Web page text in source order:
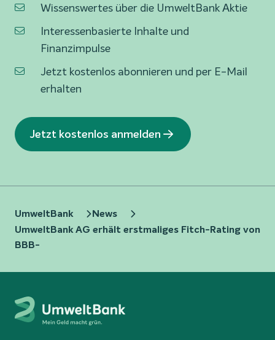
Wissenswertes über die UmweltBank Aktie
Interessenbasierte Inhalte und
Finanzimpulse
Jetzt kostenlos abonnieren und per E-Mail
erhalten
Jetzt kostenlos anmelden
UmweltBank
News
UmweltBank AG erhält erstmaliges Fitch-Rating von
BBB-